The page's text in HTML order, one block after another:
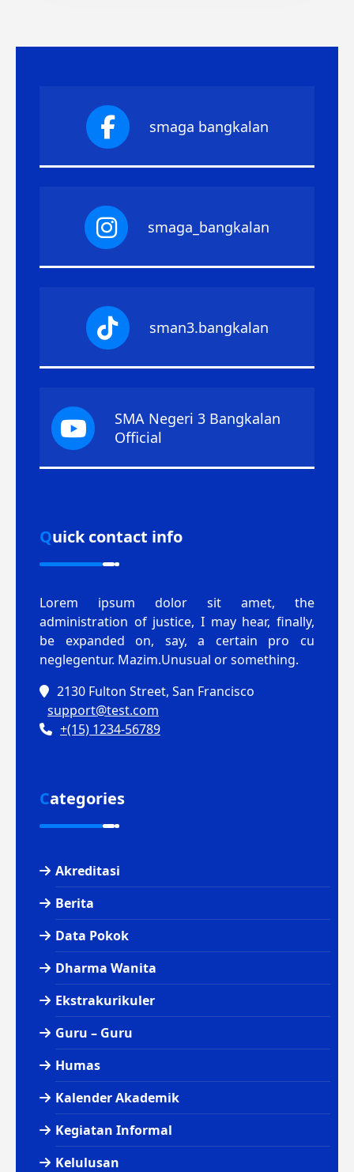
smaga bangkalan
smaga_bangkalan
sman3.bangkalan
SMA Negeri 3 Bangkalan
Official
Quick contact info
Lorem ipsum dolor sit amet, the
administration of justice, I may hear, finally,
be expanded on, say, a certain pro cu
neglegentur. Mazim.Unusual or something.
2130 Fulton Street, San Francisco
support@test.com
+(15) 1234-56789
Categories
Akreditasi
Berita
Data Pokok
Dharma Wanita
Ekstrakurikuler
Guru – Guru
Humas
Kalender Akademik
Kegiatan Informal
Kelulusan